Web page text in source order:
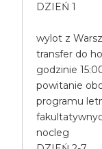
DZIEŃ 1
wylot z
transfer do
godzinie
powitanie
programu
nocleg